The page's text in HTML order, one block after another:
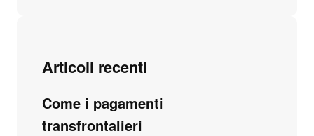
Articoli recenti
Come i pagamenti
transfrontalieri